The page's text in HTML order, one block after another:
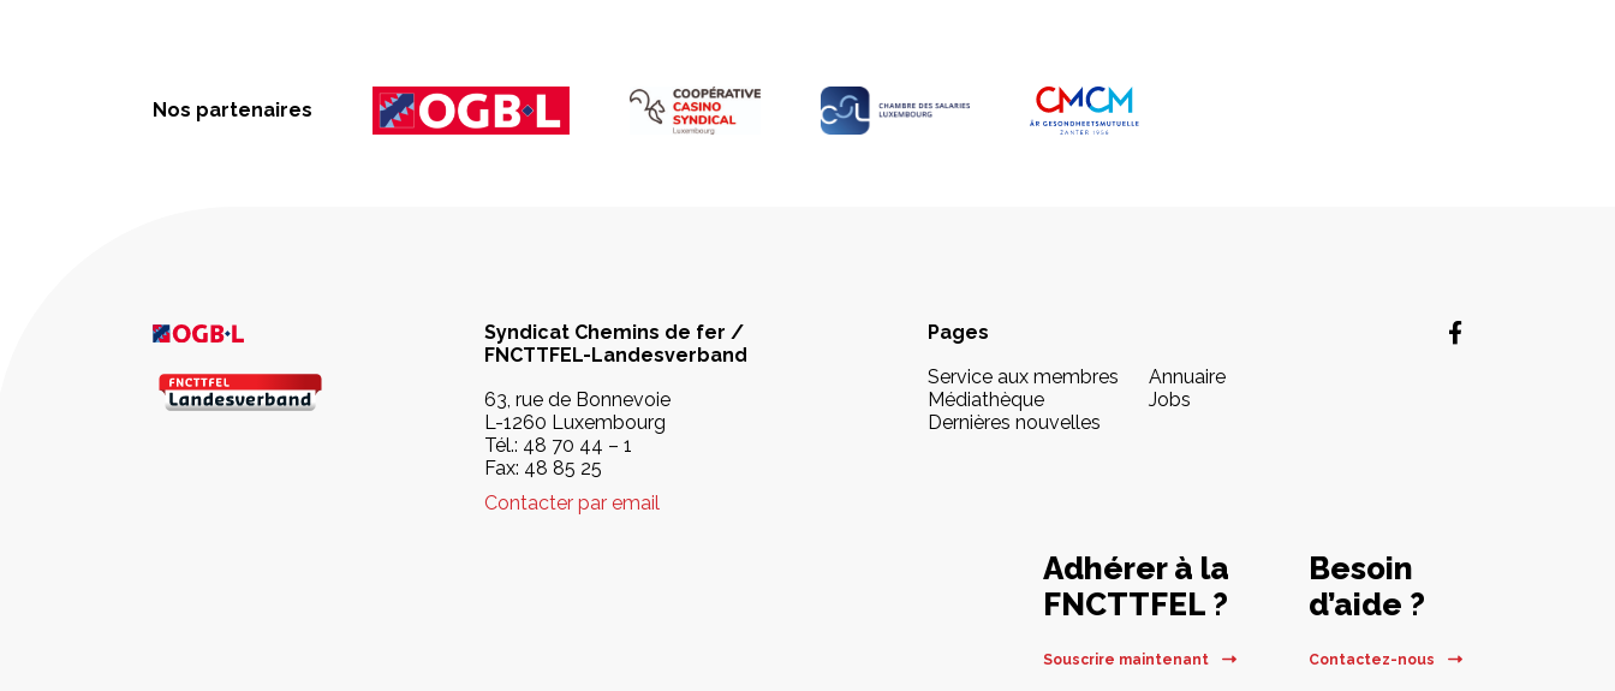
Nos partenaires
Syndicat Chemins de fer /
FNCTTFEL-Landesverband
63, rue de Bonnevoie
L-1260 Luxembourg
Tél.: 48 70 44 – 1
Fax: 48 85 25
Contacter par email
Pages
Service aux membres
Médiathèque
Dernières nouvelles
Annuaire
Jobs
Adhérer à la
FNCTTFEL ?
Souscrire maintenant
Besoin
d’aide ?
Contactez-nous